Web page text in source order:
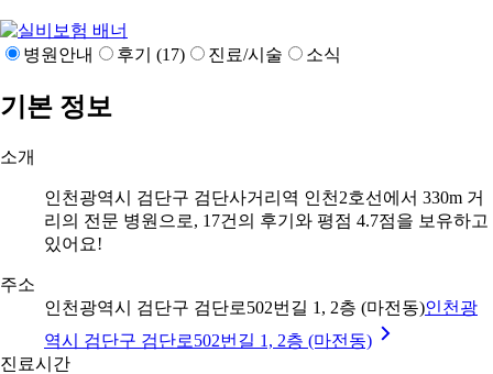
병원안내 후기 (17) 진료/시술 소식
기본 정보
소개
인천광역시 검단구 검단사거리역 인천2호선에서 330m 거
리의 전문 병원으로, 17건의 후기와 평점 4.7점을 보유하고
있어요!
주소
인천광역시 검단구 검단로502번길 1, 2층 (마전동)인천광
역시 검단구 검단로502번길 1, 2층 (마전동)
진료시간